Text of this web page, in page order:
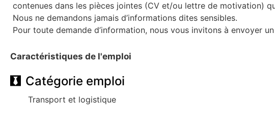
contenues dans les pièces jointes (CV et/ou lettre de motivation)
Nous ne demandons jamais d’informations dites sensibles.
Pour toute demande d’information, nous vous invitons à envoyer
Caractéristiques de l'emploi
Catégorie emploi
Transport et logistique